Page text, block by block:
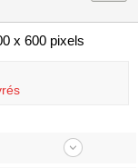
x 600 pixels